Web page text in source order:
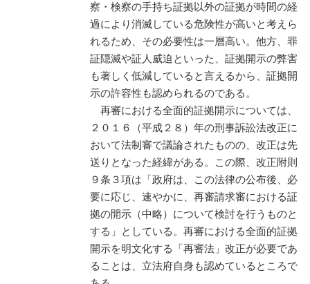
察・検察の手持ち証拠以外の証拠が時間の経
過により消滅している危険性が高いと考えら
れるため、その必要性は一層高い。他方、罪
証隠滅や証人威迫といった、証拠開示の弊害
も著しく低減していると言えるから、証拠開
示の許容性も認められるのである。
再審における全面的証拠開示については、
２０１６（平成２８）年の刑事訴訟法改正に
おいて法制審で議論されたものの、改正は先
送りとなった経緯がある。この際、改正附則
９条３項は「政府は、この法律の公布後、必
要に応じ、速やかに、再審請求審における証
拠の開示（中略）について検討を行うものと
する」としている。再審における全面的証拠
開示を明文化する「再審法」改正が必要であ
ることは、立法府自身も認めているところで